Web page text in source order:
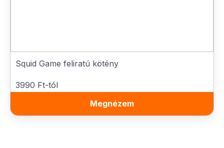
Squid Game feliratú kötény
3990 Ft-tól
Megnézem